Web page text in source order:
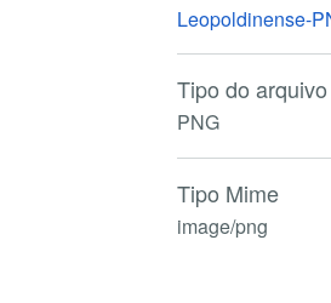
Leopoldinense-
Tipo do arquivo
PNG
Tipo Mime
image/png